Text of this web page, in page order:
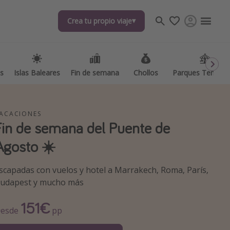
Crea tu propio viaje
Islas Baleares Fin de semana Chollos Parques
Crea tu propio viaje
Islas Baleares Fin de semana Chollos Parques
destinos
de semana del Puente de
☀️
con vuelos y hotel a Marrakech, Roma, París,
y mucho más
151€ pp